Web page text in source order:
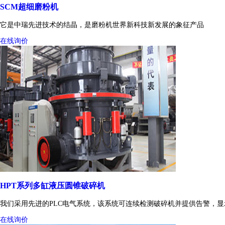
SCM超细磨粉机
它是中瑞先进技术的结晶，是磨粉机世界新科技新发展的象征产品
在线询价
HPT系列多缸液压圆锥破碎机
我们采用先进的PLC电气系统，该系统可连续检测破碎机并提供告警，
在线询价